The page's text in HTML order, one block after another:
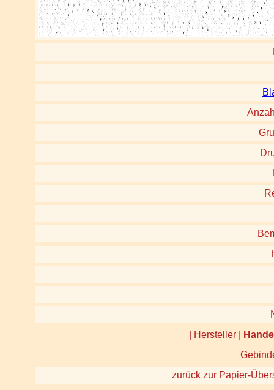
| Hersteller |
zurück zur Papier-